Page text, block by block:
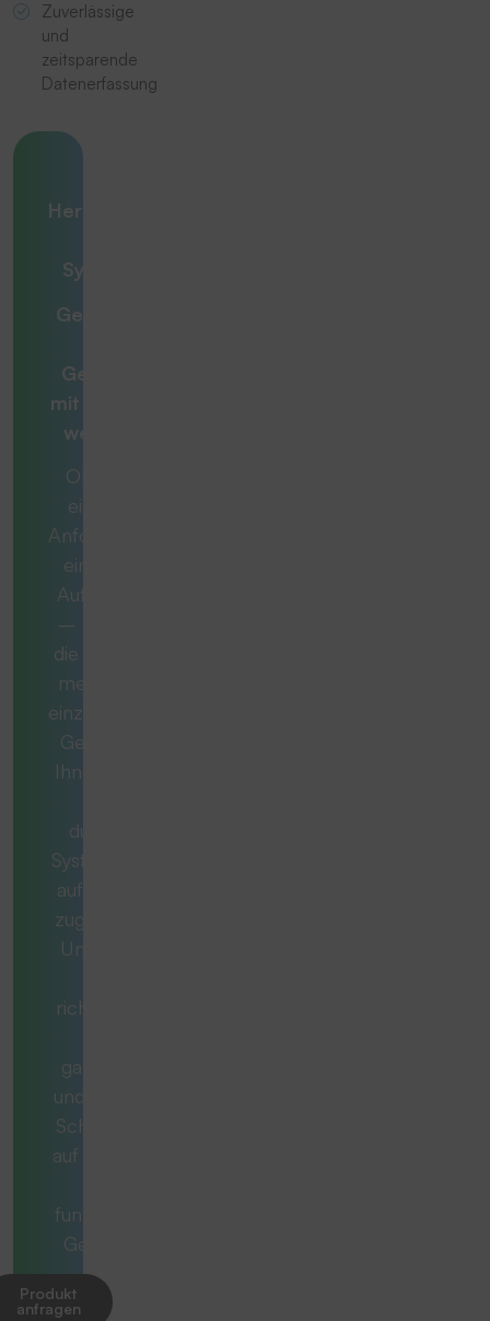
Zuverlässige
und
zeitsparende
Datenerfassung
Herausforderung
Systemlösung
Gemeinsam zur
Gesamtlösung
mit
weiterdenken
Ob es sich um
eine konkrete
Anforderung oder
eine komplexe
Aufgabe handelt
– manchmal ist
die ideale Lösung
mehr als nur ein
einzelnes Produkt.
Gemeinsam mit
Ihnen entwickeln
durchdachtes
System, das exakt
auf Ihren Bedarf
zugeschnitten ist.
Unsere Berater
richtigen Fragen,
ganzheitlich mit
und begleiten Sie
Schritt für Schritt
auf dem Weg zur
funktionierenden
Gesamtlösung.
Produkt
anfragen